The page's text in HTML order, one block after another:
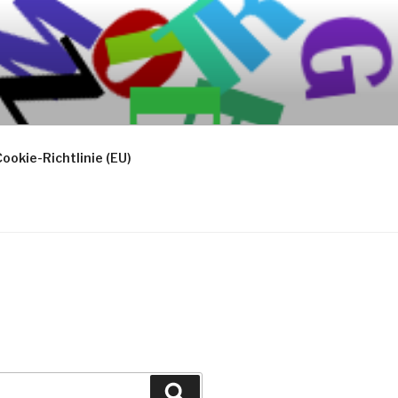
Richtlinie (EU)